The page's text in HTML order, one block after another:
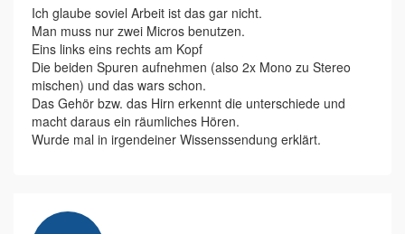
Ich glaube soviel Arbeit ist das gar nicht.
Man muss nur zwei Micros benutzen.
Eins links eins rechts am Kopf
Die beiden Spuren aufnehmen (also 2x Mono zu Stereo
mischen) und das wars schon.
Das Gehör bzw. das Hirn erkennt die unterschiede und
macht daraus ein räumliches Hören.
Wurde mal in irgendeiner Wissenssendung erklärt.